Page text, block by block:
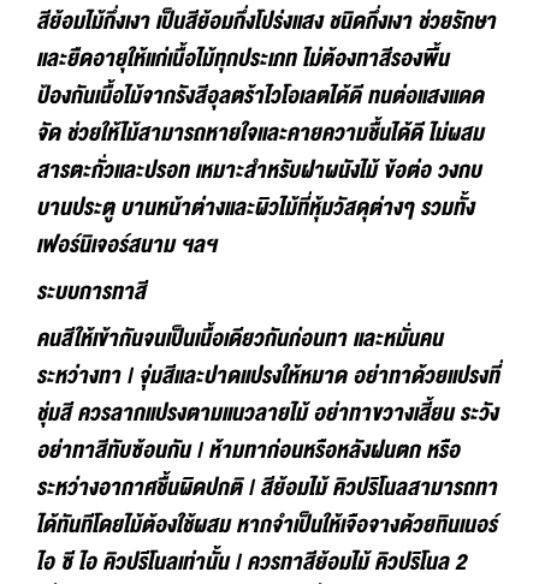
สีย้อมไม้กึ่งเงา เป็นสีย้อมกึ่งโปร่งแสง ชนิดกึ่งเงา ช่วยรักษา
และยืดอายุให้แก่เนื้อไม้ทุกประเภท ไม่ต้องทาสีรองพื้น
ป้องกันเนื้อไม้จากรังสีอุลตร้าไวโอเลตได้ดี ทนต่อแสงแดด
จัด ช่วยให้ไม้สามารถหายใจและคายความชื้นได้ดี ไม่ผสม
สารตะกั่วและปรอท เหมาะสำหรับฝาผนังไม้ ข้อต่อ วงกบ
บานประตู บานหน้าต่างและผิวไม้ที่หุ้มวัสดุต่างๆ รวมทั้ง
เฟอร์นิเจอร์สนาม ฯลฯ
ระบบการทาสี
คนสีให้เข้ากันจนเป็นเนื้อเดียวกันก่อนทา และหมั่นคน
ระหว่างทา | จุ่มสีและปาดแปรงให้หมาด อย่าทาด้วยแปรงที่
ชุ่มสี ควรลากแปรงตามแนวลายไม้ อย่าทาขวางเสี้ยน ระวัง
อย่าทาสีทับซ้อนกัน | ห้ามทาก่อนหรือหลังฝนตก หรือ
ระหว่างอากาศชื้นผิดปกติ | สีย้อมไม้ คิวปริโนลสามารถทา
ได้ทันทีโดยไม้ต้องใช้ผสม หากจำเป็นให้เจือจางด้วยทินเนอร์
ไอ ซี ไอ คิวปรีโนลเท่านั้น | ควรทาสีย้อมไม้ คิวปริโนล 2